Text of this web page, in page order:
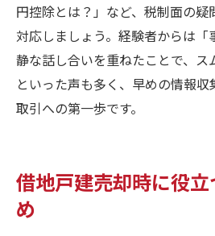
円控除とは？」など、税制面の疑
対応しましょう。経験者からは
静な話し合いを重ねたことで、ス
といった声も多く、早めの情報
取引への第一歩です。
借地戸建売却時に役
め